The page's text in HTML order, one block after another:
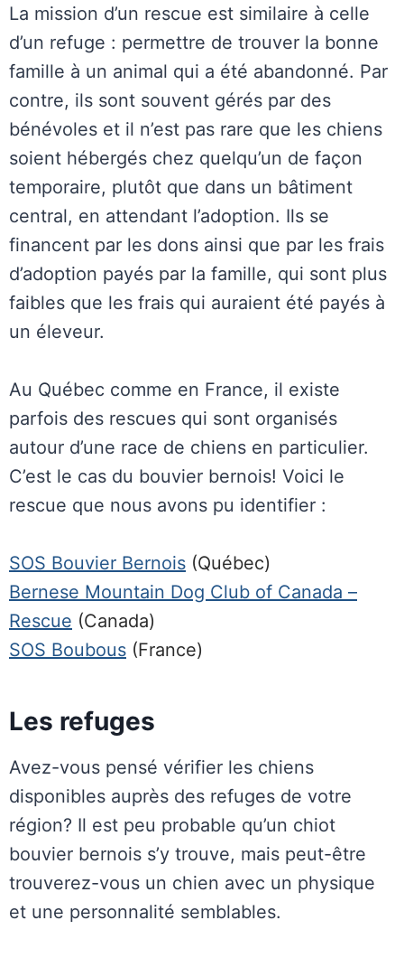
La mission d’un rescue est similaire à celle
d’un refuge : permettre de trouver la bonne
famille à un animal qui a été abandonné. Par
contre, ils sont souvent gérés par des
bénévoles et il n’est pas rare que les chiens
soient hébergés chez quelqu’un de façon
temporaire, plutôt que dans un bâtiment
central, en attendant l’adoption. Ils se
financent par les dons ainsi que par les frais
d’adoption payés par la famille, qui sont plus
faibles que les frais qui auraient été payés à
un éleveur.
Au Québec comme en France, il existe
parfois des rescues qui sont organisés
autour d’une race de chiens en particulier.
C’est le cas du bouvier bernois! Voici le
rescue que nous avons pu identifier :
SOS Bouvier Bernois (Québec)
Bernese Mountain Dog Club of Canada –
Rescue (Canada)
SOS Boubous (France)
Les refuges
Avez-vous pensé vérifier les chiens
disponibles auprès des refuges de votre
région? Il est peu probable qu’un chiot
bouvier bernois s’y trouve, mais peut-être
trouverez-vous un chien avec un physique
et une personnalité semblables.